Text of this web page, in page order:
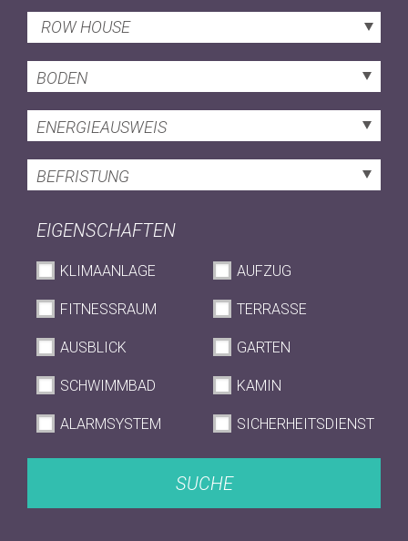
ROW HOUSE
BODEN
ENERGIEAUSWEIS
BEFRISTUNG
EIGENSCHAFTEN
KLIMAANLAGE AUFZUG
FITNESSRAUM TERRASSE
AUSBLICK GARTEN
SCHWIMMBAD KAMIN
ALARMSYSTEM SICHERHEITSDIENST
SUCHE